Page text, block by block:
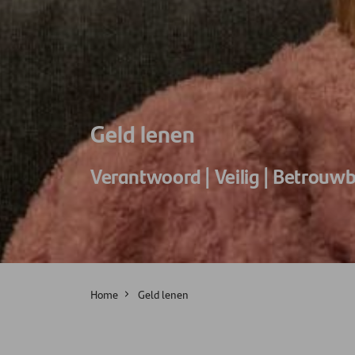
Geld lenen
Verantwoord | Veilig |
Home Geld lenen